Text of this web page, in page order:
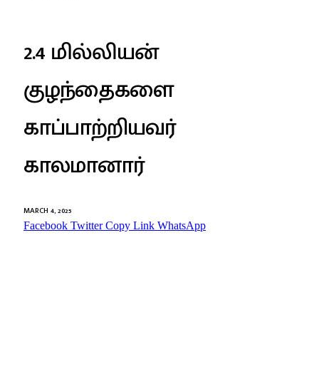
2.4 மில்லியன்
குழந்தைகளை
காப்பாற்றியவர்
காலமானார்
MARCH 4, 2025
Facebook Twitter Copy Link WhatsApp